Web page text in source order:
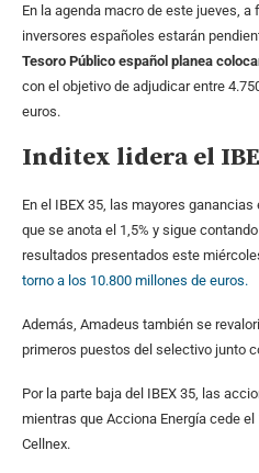
En la agenda macro de este jueves,
inversores españoles estarán
Tesoro Público español planea
con el objetivo de adjudicar entre
euros.
Inditex lidera el
En el IBEX 35, las mayores
que se anota el 1,5% y sigue
resultados presentados este
torno a los 10.800 millones de euros.
Además, Amadeus también se
primeros puestos del selectivo junto
Por la parte baja del IBEX 35, las
mientras que Acciona Energía cede el
Cellnex.